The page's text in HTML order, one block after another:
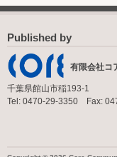
Published by
有限会社コ
千葉県館山市稲193-1
Tel: 0470-29-3350 Fax: